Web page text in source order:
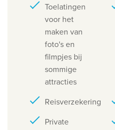
Toelatingen
voor het
maken van
foto's en
filmpjes bij
sommige
attracties
Reisverzekering
Private